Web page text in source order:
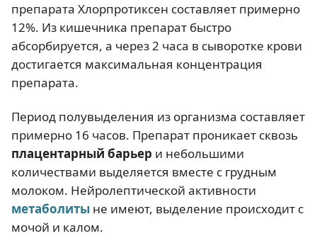
препарата Хлорпротиксен составляет примерно
12%. Из кишечника препарат быстро
абсорбируется, а через 2 часа в сыворотке крови
достигается максимальная концентрация
препарата.
Период полувыделения из организма составляет
примерно 16 часов. Препарат проникает сквозь
плацентарный барьер и небольшими
количествами выделяется вместе с грудным
молоком. Нейролептической активности
метаболиты не имеют, выделение происходит с
мочой и калом.